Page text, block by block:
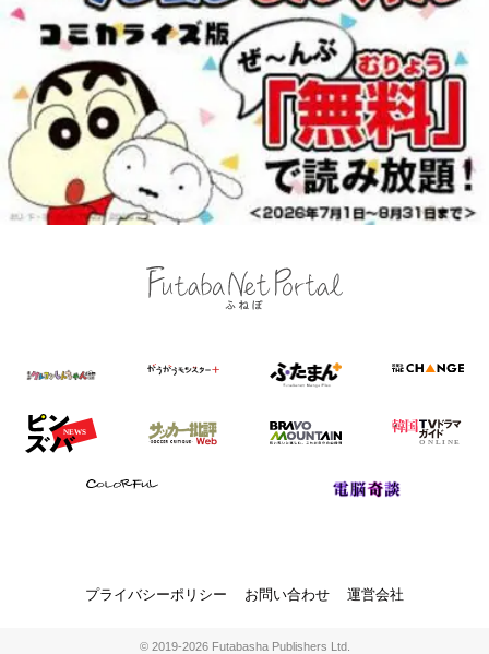
プライバシーポリシー お問い合わせ 運営会社
© 2019-2026 Futabasha Publishers Ltd.